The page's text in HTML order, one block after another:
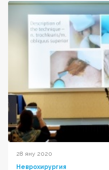
28 яну 2020
Неврохирургия